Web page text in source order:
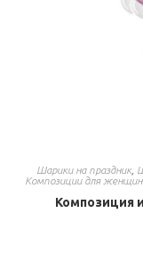
Шарики на праздник,
Композиции для
Композиция